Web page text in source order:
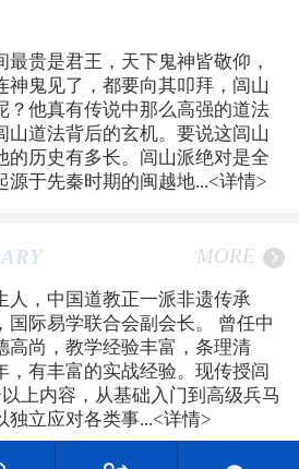
贵是君王，天下鬼神皆敬仰，
神鬼见了，都要向其叩拜，闾山
？他真有传说中那么高强的道法
山道法背后的玄机。要说这闾山
的历史有多长。闾山派绝对是全
源于先秦时期的闽越地...<详情>
MORE
人，中国道教正一派非遗传承
国际易学联合会副会长。 曾任中
高尚，教学经验丰富，条理清
，有丰富的实战经验。现传授闾
上内容，从基础入门到高级兵马
独立应对各类事...<详情>